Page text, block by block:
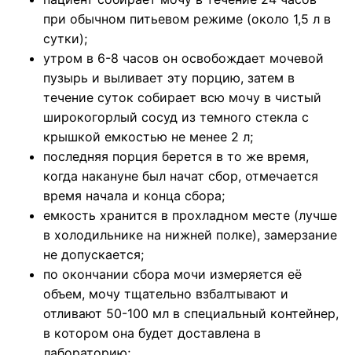
при обычном питьевом режиме (около 1,5 л в
сутки);
утром в 6-8 часов он освобождает мочевой
пузырь и выливает эту порцию, затем в
течение суток собирает всю мочу в чистый
широкогорлый сосуд из темного стекла с
крышкой емкостью не менее 2 л;
последняя порция берется в то же время,
когда накануне был начат сбор, отмечается
время начала и конца сбора;
емкость хранится в прохладном месте (лучше
в холодильнике на нижней полке), замерзание
не допускается;
по окончании сбора мочи измеряется её
объем, мочу тщательно взбалтывают и
отливают 50-100 мл в специальный контейнер,
в котором она будет доставлена в